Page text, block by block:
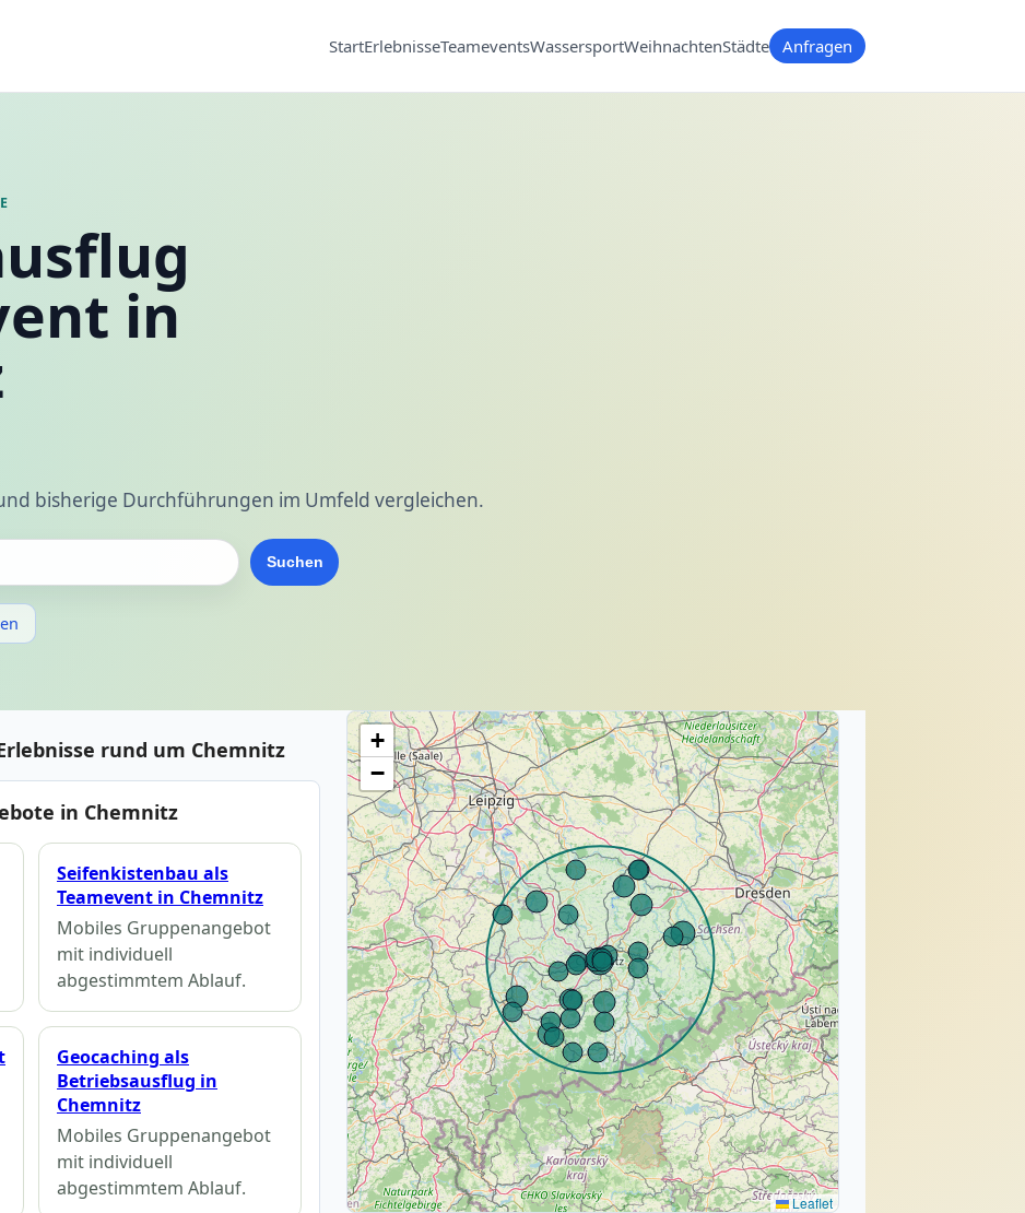
StartErlebnisseTeameventsWassersportWeihnachtenStädte Anfragen
in
bisherige Durchführungen im Umfeld vergleichen.
Suchen
rund um Chemnitz
in Chemnitz
Seifenkistenbau als
Teamevent in Chemnitz
Mobiles Gruppenangebot
mit individuell
abgestimmtem Ablauf.
Geocaching als
Betriebsausflug in
Chemnitz
Mobiles Gruppenangebot
mit individuell
abgestimmtem Ablauf.
+
−
Leaflet